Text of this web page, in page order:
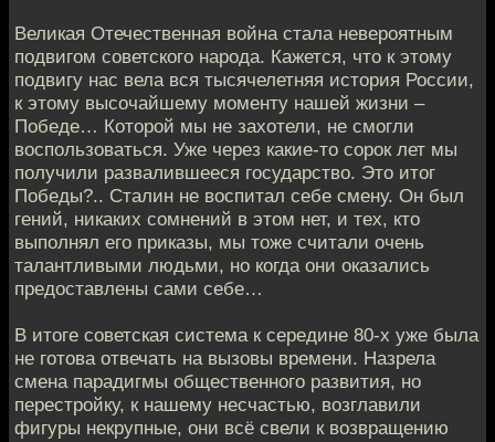
Великая Отечественная война стала невероятным
подвигом советского народа. Кажется, что к этому
подвигу нас вела вся тысячелетняя история России,
к этому высочайшему моменту нашей жизни –
Победе… Которой мы не захотели, не смогли
воспользоваться. Уже через какие-то сорок лет мы
получили развалившееся государство. Это итог
Победы?.. Сталин не воспитал себе смену. Он был
гений, никаких сомнений в этом нет, и тех, кто
выполнял его приказы, мы тоже считали очень
талантливыми людьми, но когда они оказались
предоставлены сами себе…
В итоге советская система к середине 80-х уже была
не готова отвечать на вызовы времени. Назрела
смена парадигмы общественного развития, но
перестройку, к нашему несчастью, возглавили
фигуры некрупные, они всё свели к возвращению